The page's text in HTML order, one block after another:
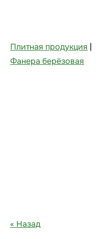
Плитная продукция |
Фанера берёзовая
« Назад